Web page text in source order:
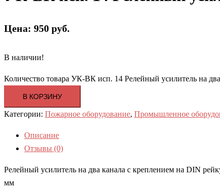
Цена: 950 руб.
В наличии!
Количество товара УК-ВК исп. 14 Релейный усилитель на
В КОРЗИНУ
Категории: Пожарное оборудование, Промышленное
Описание
Отзывы (0)
Релейный усилитель на два канала с креплением на DIN
мм